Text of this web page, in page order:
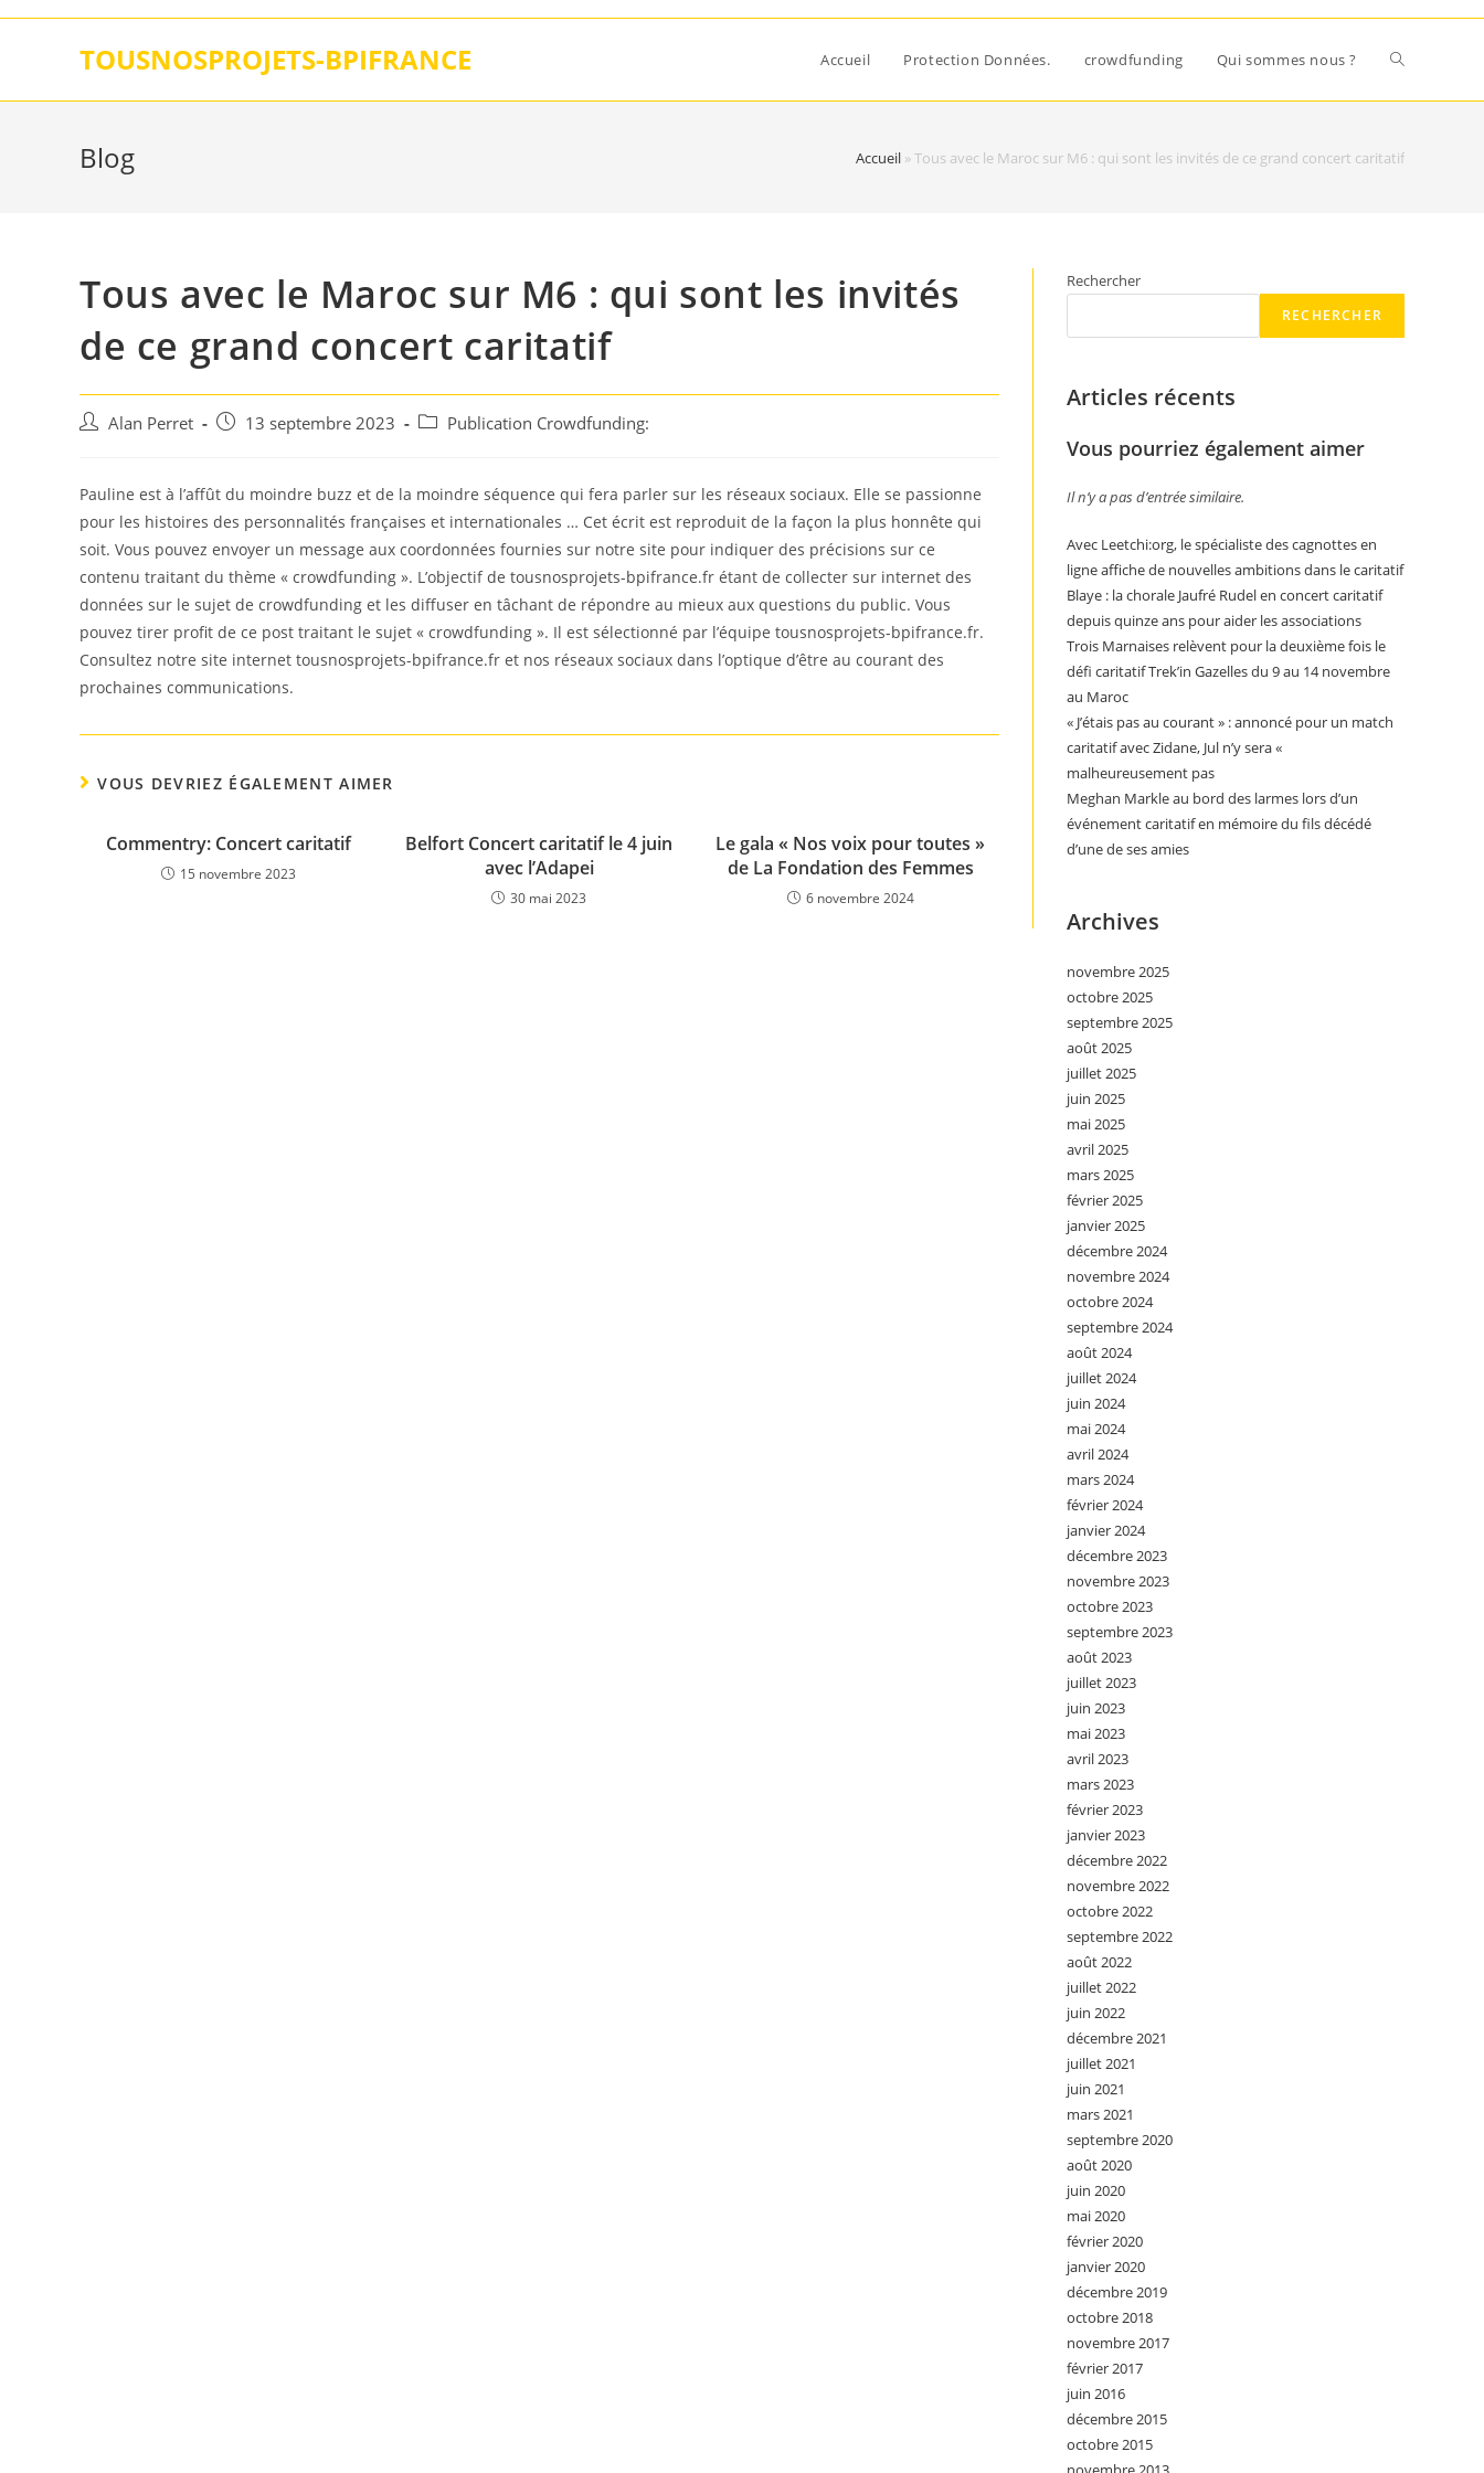
Skip
TOUSNOSPROJETS-BPIFRANCE Accueil Protection Données. crowdfunding Qui sommes nous ?
Blog Accueil »Tous avec le Maroc sur M6 : qui sont les invités de ce grand concert caritatif
Tous avec le Maroc sur M6 : qui sont les invités
de ce grand concert caritatif
Auteur/autrice
publication :
Alan Perret
Post 13 septembre 2023
Post Publication Crowdfunding:
Pauline est à l’affût du moindre buzz et de la moindre séquence qui fera parler sur les réseaux sociaux. Elle se passionne
pour les histoires des personnalités françaises et internationales … Cet écrit est reproduit de la façon la plus honnête qui
soit. Vous pouvez envoyer un message aux coordonnées fournies sur notre site pour indiquer des précisions sur ce
contenu traitant du thème « crowdfunding ». L’objectif de tousnosprojets-bpifrance.fr étant de collecter sur internet des
données sur le sujet de crowdfunding et les diffuser en tâchant de répondre au mieux aux questions du public. Vous
pouvez tirer profit de ce post traitant le sujet « crowdfunding ». Il est sélectionné par l’équipe tousnosprojets-bpifrance.fr.
Consultez notre site internet tousnosprojets-bpifrance.fr et nos réseaux sociaux dans l’optique d’être au courant des
prochaines communications.
VOUS DEVRIEZ ÉGALEMENT AIMER
Commentry: Concert caritatif
15 novembre 2023
Belfort Concert caritatif le 4 juin
avec l’Adapei
30 mai 2023
Le gala « Nos voix pour toutes »
de La Fondation des Femmes
6 novembre 2024
Rechercher
RECHERCHER
Articles récents
Vous pourriez également aimer
Il n’y a pas d’entrée similaire.
Avec Leetchi:org, le spécialiste des cagnottes en
ligne affiche de nouvelles ambitions dans le caritatif
Blaye : la chorale Jaufré Rudel en concert caritatif
depuis quinze ans pour aider les associations
Trois Marnaises relèvent pour la deuxième fois le
défi caritatif Trek’in Gazelles du 9 au 14 novembre
au Maroc
« J’étais pas au courant » : annoncé pour un match
caritatif avec Zidane, Jul n’y sera «
malheureusement pas
Meghan Markle au bord des larmes lors d’un
événement caritatif en mémoire du fils décédé
d’une de ses amies
Archives
novembre 2025
octobre 2025
septembre 2025
août 2025
juillet 2025
juin 2025
mai 2025
avril 2025
mars 2025
février 2025
janvier 2025
décembre 2024
novembre 2024
octobre 2024
septembre 2024
août 2024
juillet 2024
juin 2024
mai 2024
avril 2024
mars 2024
février 2024
janvier 2024
décembre 2023
novembre 2023
octobre 2023
septembre 2023
août 2023
juillet 2023
juin 2023
mai 2023
avril 2023
mars 2023
février 2023
janvier 2023
décembre 2022
novembre 2022
octobre 2022
septembre 2022
août 2022
juillet 2022
juin 2022
décembre 2021
juillet 2021
juin 2021
mars 2021
septembre 2020
août 2020
juin 2020
mai 2020
février 2020
janvier 2020
décembre 2019
octobre 2018
novembre 2017
février 2017
juin 2016
décembre 2015
octobre 2015